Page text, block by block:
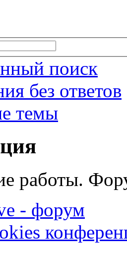
поиск
без ответов
темы
работы.
- форум